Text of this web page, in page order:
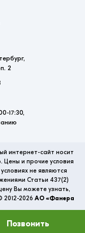
2
17:30,
интернет-сайт носит
Цены и прочие условия
не являются
Статьи 437(2)
Вы можете узнать,
2012-2026 АО «Фанера
Позвонить